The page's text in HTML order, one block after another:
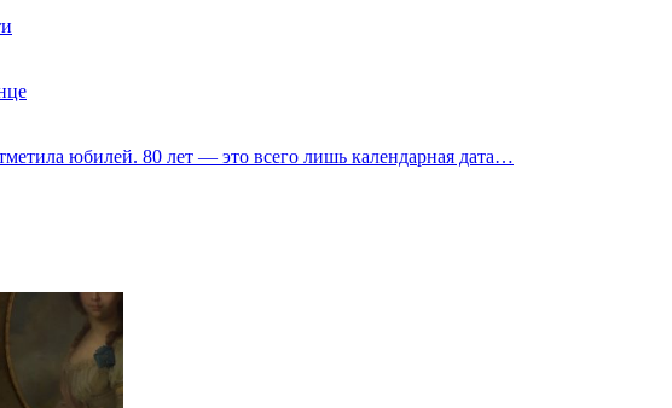
юбилей. 80 лет — это всего лишь календарная дата…